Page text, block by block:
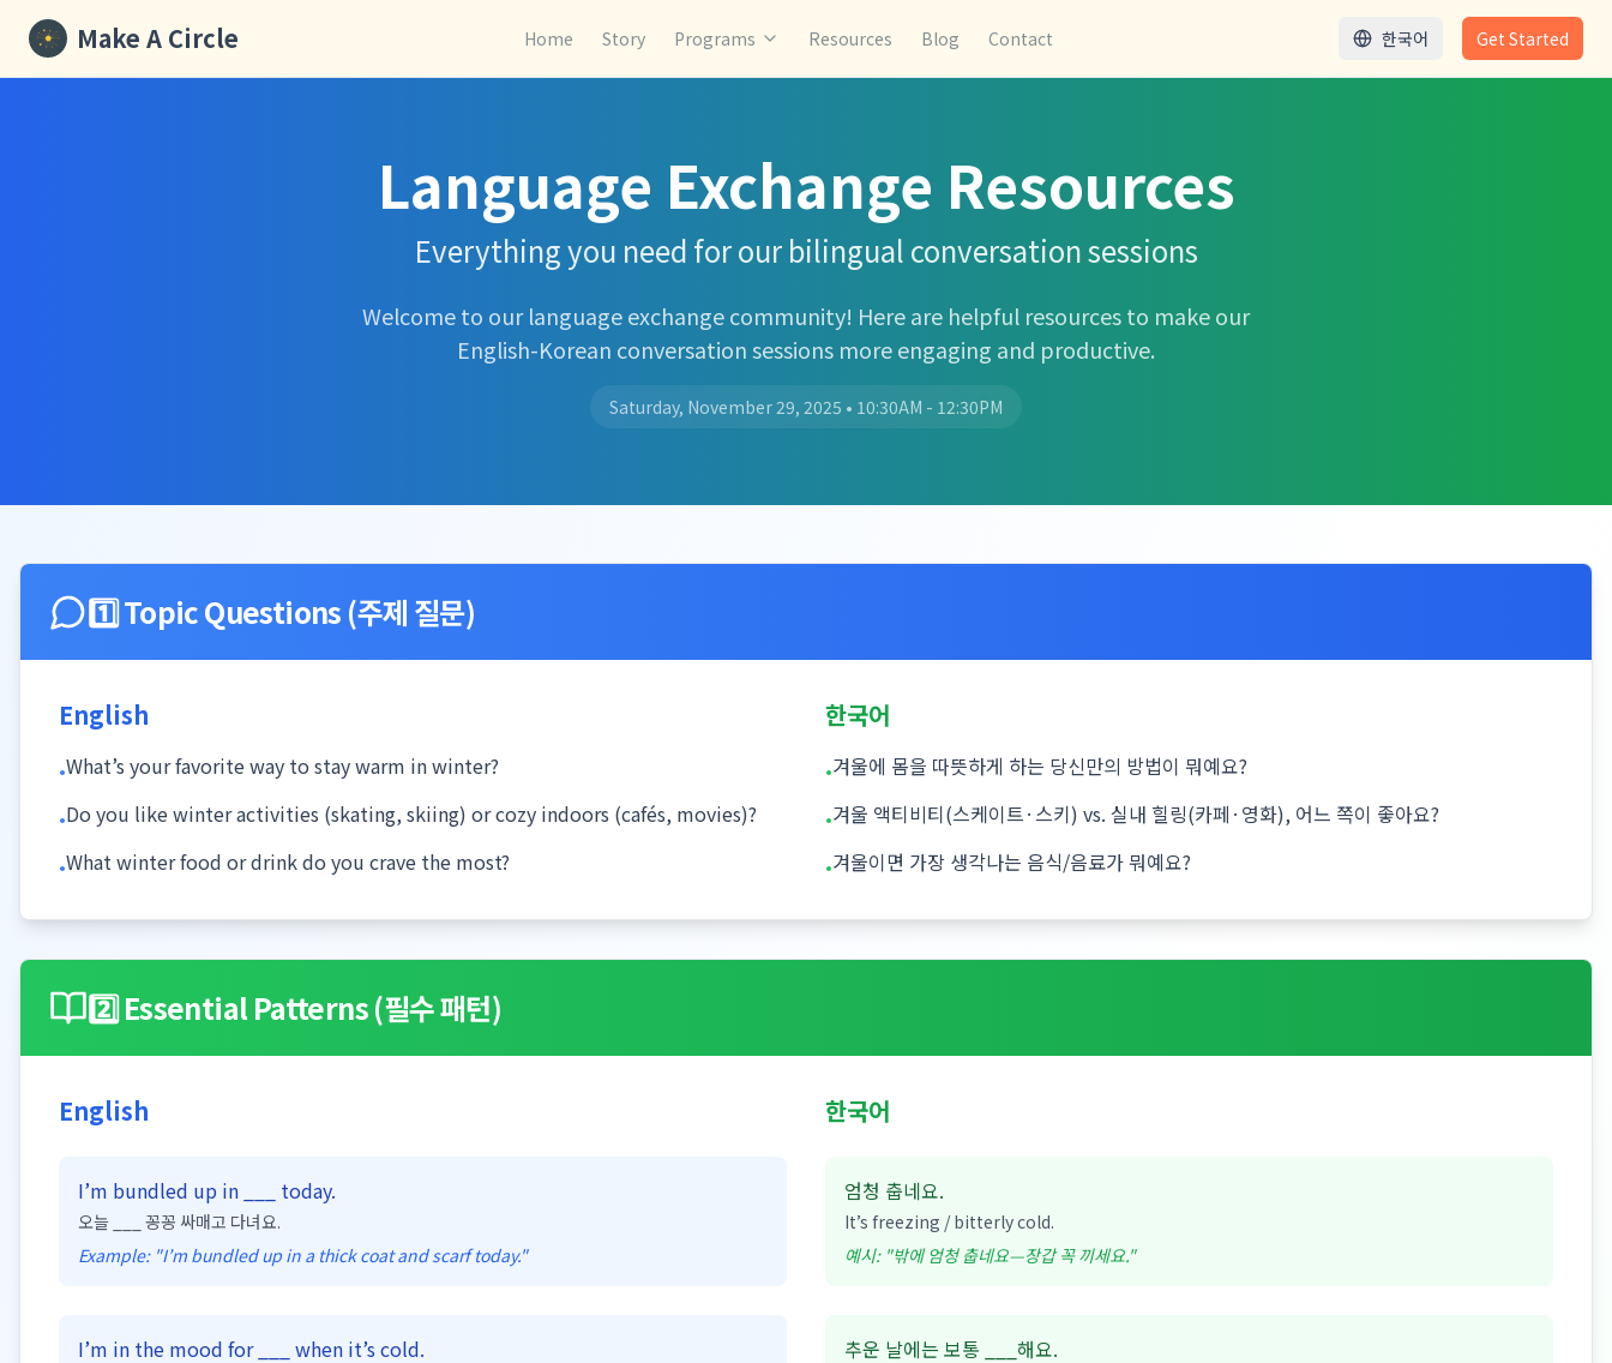
Make A Circle Home Story Programs Resources Blog Contact 한국어 Get Started
Language Exchange Resources
Everything you need for our bilingual conversation sessions
Welcome to our language exchange community! Here are helpful resources to make our
English-Korean conversation sessions more engaging and productive.
Saturday, November 29, 2025 • 10:30AM - 12:30PM
1️⃣ Topic Questions (주제 질문)
English
•What’s your favorite way to stay warm in winter?
•Do you like winter activities (skating, skiing) or cozy indoors (cafés, movies)?
•What winter food or drink do you crave the most?
한국어
•겨울에 몸을 따뜻하게 하는 당신만의 방법이 뭐예요?
•겨울 액티비티(스케이트·스키) vs. 실내 힐링(카페·영화), 어느 쪽이 좋아요?
•겨울이면 가장 생각나는 음식/음료가 뭐예요?
2️⃣ Essential Patterns (필수 패턴)
English
I’m bundled up in ___ today.
오늘 ___ 꽁꽁 싸매고 다녀요.
Example: "I’m bundled up in a thick coat and scarf today."
I’m in the mood for ___ when it’s cold.
한국어
엄청 춥네요.
It’s freezing / bitterly cold.
예시: "밖에 엄청 춥네요—장갑 꼭 끼세요."
추운 날에는 보통 ___해요.